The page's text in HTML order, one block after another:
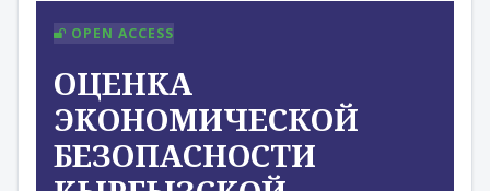
OPEN ACCESS
ОЦЕНКА
ЭКОНОМИЧЕСКОЙ
БЕЗОПАСНОСТИ